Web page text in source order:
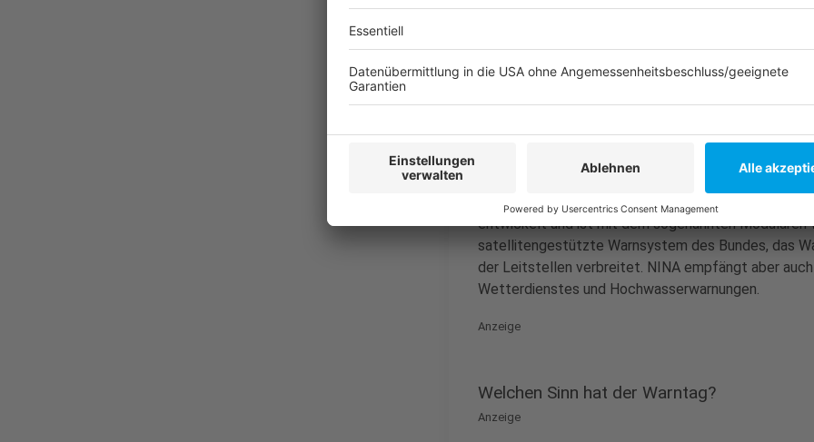
direkt auf das Handy.
Anzeige
Anzeige
NINA wurde vom Bundesamt für
entwickelt und ist mit dem sogenannten Modularen
satellitengestützte Warnsystem des Bundes, das
der Leitstellen verbreitet. NINA empfängt aber
Wetterdienstes und Hochwasserwarnungen.
Anzeige
Welchen Sinn hat der Warntag?
Anzeige